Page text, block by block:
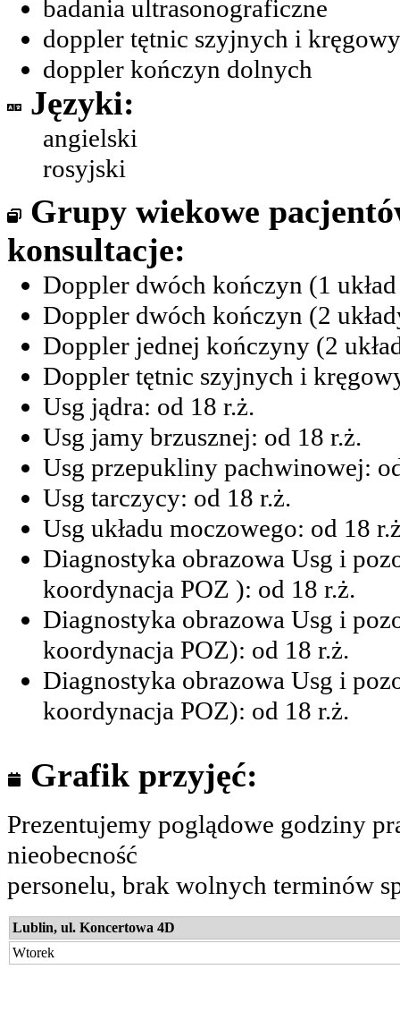
badania ultrasonograficzne
doppler tętnic szyjnych i
doppler kończyn dolnych
Języki:
angielski
rosyjski
Grupy wiekowe
konsultacje:
Doppler dwóch kończyn (1
Doppler dwóch kończyn (2
Doppler jednej kończyny (2
Doppler tętnic szyjnych i
Usg jądra: od 18 r.ż.
Usg jamy brzusznej: od 18 r.ż.
Usg przepukliny pachwinowej:
Usg tarczycy: od 18 r.ż.
Usg układu moczowego: od 18
Diagnostyka obrazowa Usg i
koordynacja POZ ): od 18 r.ż.
Diagnostyka obrazowa Usg i
koordynacja POZ): od 18 r.ż.
Diagnostyka obrazowa Usg i
koordynacja POZ): od 18 r.ż.
Grafik przyjęć:
Prezentujemy poglądowe godziny
nieobecność
personelu, brak wolnych terminów
Lublin, ul. Koncertowa 4D
Wtorek